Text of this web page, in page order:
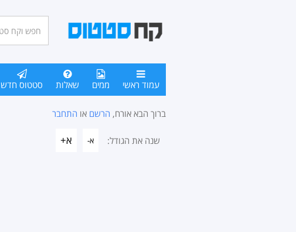
סטטוסים
עמוד ראשי ממים שאלות סטטוס חדש
ברוך הבא אורח, הרשם או התחבר
שנה את הגודל: א- א+